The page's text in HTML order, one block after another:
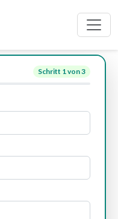
Schritt 1von 3